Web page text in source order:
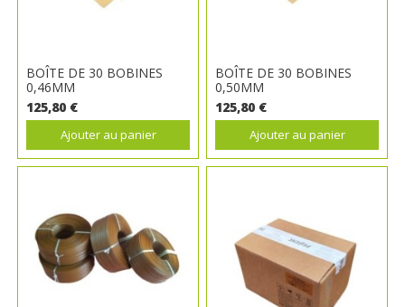
BOÎTE DE 30 BOBINES
0,46MM
125,80 €
Ajouter au panier
BOÎTE DE 30 BOBINES
0,50MM
125,80 €
Ajouter au panier